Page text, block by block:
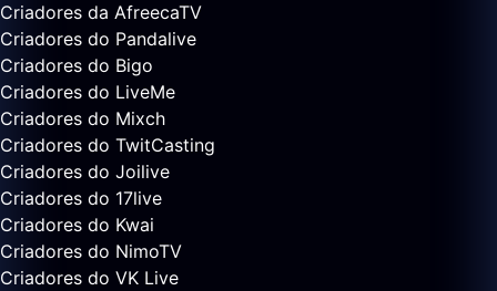
Criadores da AfreecaTV
Criadores do Pandalive
Criadores do Bigo
Criadores do LiveMe
Criadores do Mixch
Criadores do TwitCasting
Criadores do Joilive
Criadores do 17live
Criadores do Kwai
Criadores do NimoTV
Criadores do VK Live